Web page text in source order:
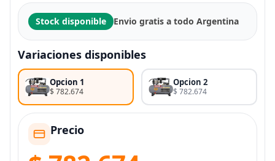
Stock disponible Envio gratis a todo Argentina
Variaciones disponibles
Opcion 1
$ 782.674
Opcion 2
$ 782.674
Precio